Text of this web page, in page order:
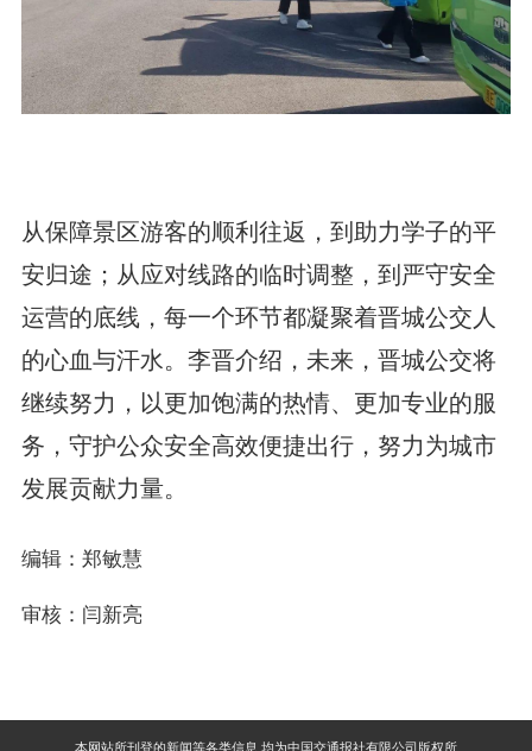
从保障景区游客的顺利往返，到助力学子的平
安归途；从应对线路的临时调整，到严守安全
运营的底线，每一个环节都凝聚着晋城公交人
的心血与汗水。李晋介绍，未来，晋城公交将
继续努力，以更加饱满的热情、更加专业的服
务，守护公众安全高效便捷出行，努力为城市
发展贡献力量。
编辑：郑敏慧
审核：闫新亮
本网站所刊登的新闻等各类信息,均为中国交通报社有限公司版权所